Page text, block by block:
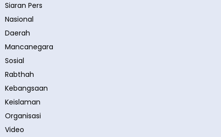
Siaran Pers
Nasional
Daerah
Mancanegara
Sosial
Rabthah
Kebangsaan
Keislaman
Organisasi
Video